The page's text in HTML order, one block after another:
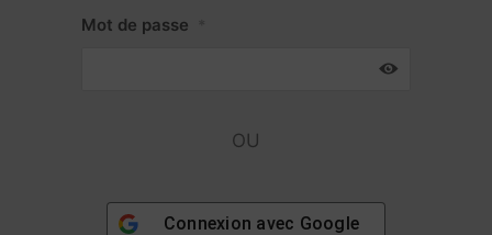
Mot de passe
OU
Connexion avec Google